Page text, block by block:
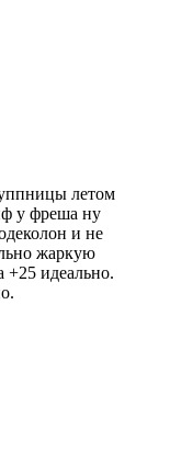
летом
у фреша ну
и не
жаркую
+25 идеально.